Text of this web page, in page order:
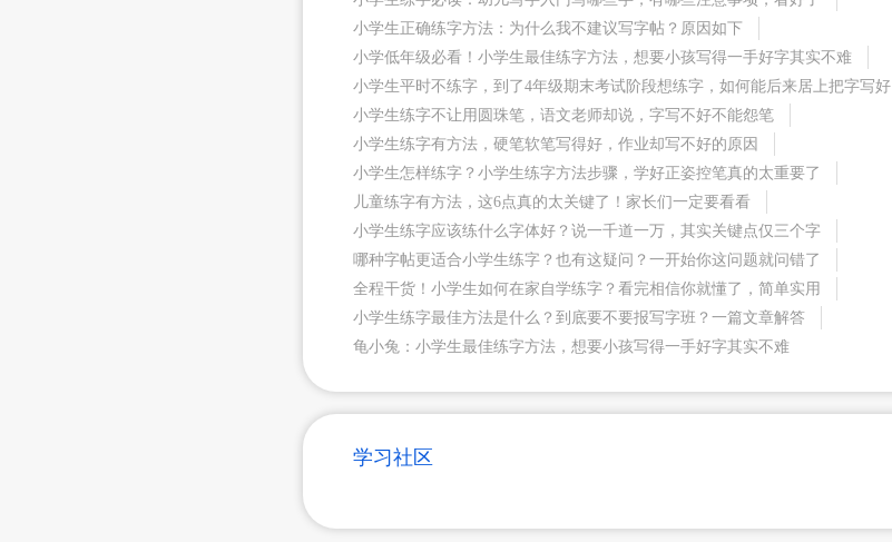
小学生正确练字方法：为什么我不建议写字帖？原因如下
小学低年级必看！小学生最佳练字方法，想要小孩写得一手好字其实不难
小学生平时不练字，到了4年级期末考试阶段想练字，如何能后来居上把字写好
小学生练字不让用圆珠笔，语文老师却说，字写不好不能怨笔
小学生练字有方法，硬笔软笔写得好，作业却写不好的原因
小学生怎样练字？小学生练字方法步骤，学好正姿控笔真的太重要了
儿童练字有方法，这6点真的太关键了！家长们一定要看看
小学生练字应该练什么字体好？说一千道一万，其实关键点仅三个字
哪种字帖更适合小学生练字？也有这疑问？一开始你这问题就问错了
全程干货！小学生如何在家自学练字？看完相信你就懂了，简单实用
小学生练字最佳方法是什么？到底要不要报写字班？一篇文章解答
龟小兔：小学生最佳练字方法，想要小孩写得一手好字其实不难
学习社区